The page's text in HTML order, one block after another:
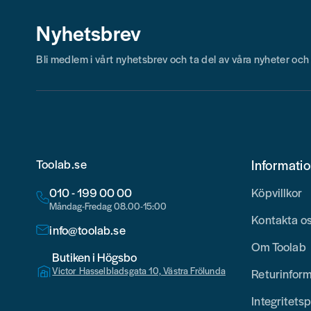
Nyhetsbrev
Bli medlem i vårt nyhetsbrev och ta del av våra nyheter
Toolab.se
010 - 199 00 00
Måndag-Fredag 08.00-15:00
info@toolab.se
Butiken i Högsbo
Victor Hasselbladsgata 10, Västra Frölunda
Köpvillkor
Kontakta
Om Toolab